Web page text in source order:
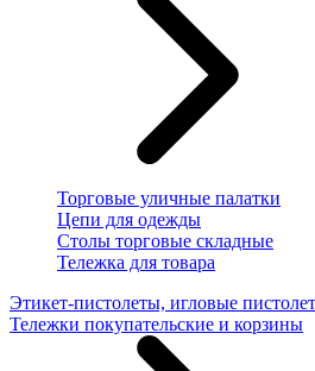
Торговые уличные палатки
Цепи для одежды
Столы торговые складные
Тележка для товара
Этикет-пистолеты, игловые
Тележки покупательские и корзины